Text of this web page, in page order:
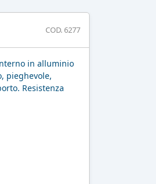
COD. 6277
in alluminio
pieghevole,
Resistenza